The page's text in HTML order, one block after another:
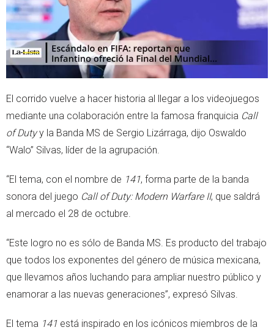
El corrido vuelve a hacer historia al llegar a los videojuegos
mediante una colaboración entre la famosa franquicia Call
of Dutyy la Banda MS de Sergio Lizárraga, dijo Oswaldo
“Walo” Silvas, líder de la agrupación.
“El tema, con el nombre de 141, forma parte de la banda
sonora del juego Call of Duty: Modern Warfare II, que saldrá
al mercado el 28 de octubre.
“Este logro no es sólo de Banda MS. Es producto del trabajo
que todos los exponentes del género de música mexicana,
que llevamos años luchando para ampliar nuestro público y
enamorar a las nuevas generaciones”, expresó Silvas.
El tema 141 está inspirado en los icónicos miembros de la